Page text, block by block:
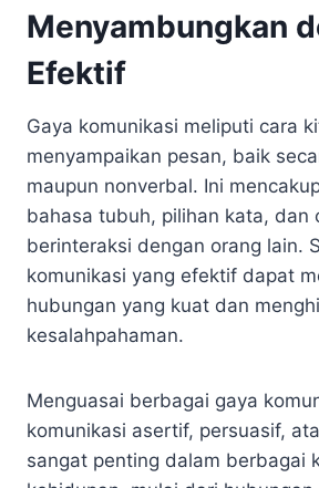
Menyambungkan
Efektif
Gaya komunikasi meliputi cara
menyampaikan pesan, baik
maupun nonverbal. Ini
bahasa tubuh, pilihan kata, dan
berinteraksi dengan orang lain.
komunikasi yang efektif dapat
hubungan yang kuat dan
kesalahpahaman.
Menguasai berbagai gaya
komunikasi asertif, persuasif,
sangat penting dalam berbagai